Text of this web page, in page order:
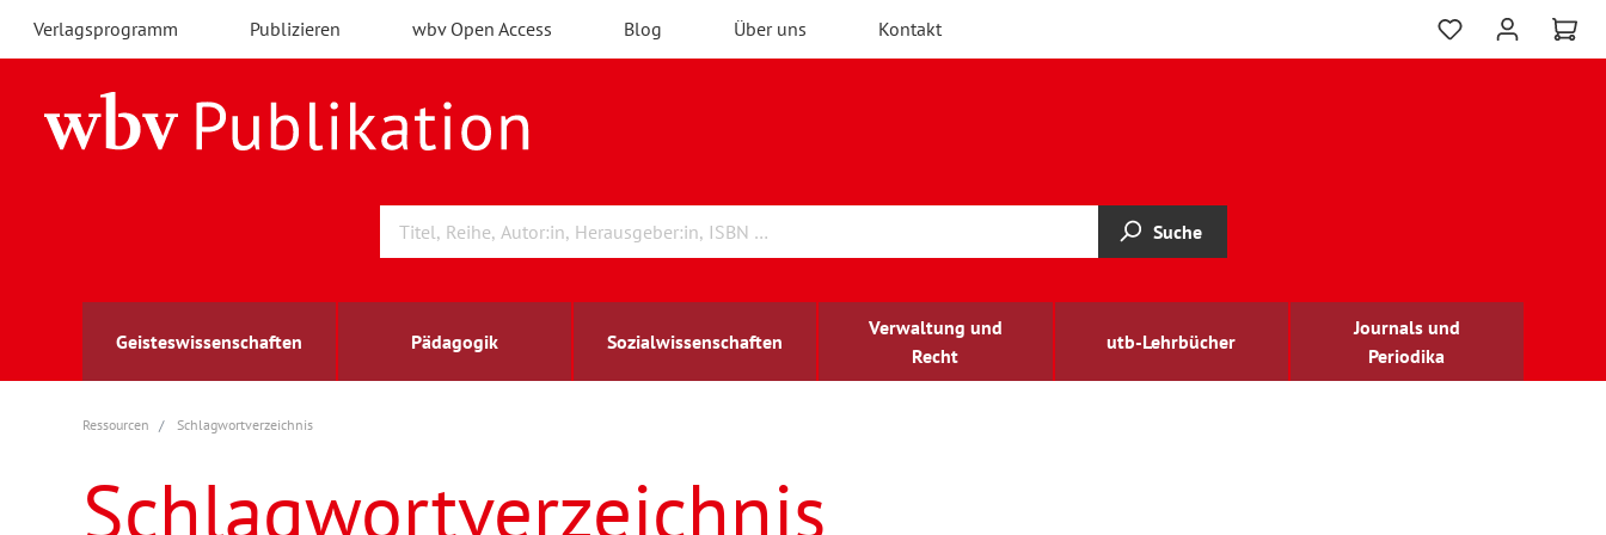
Verlagsprogramm Publizieren wbv Open Access Blog Über uns Kontakt
Suche
Geisteswissenschaften Pädagogik Sozialwissenschaften
Verwaltung und
Recht
utb-Lehrbücher
Journals und
Periodika
Archäologie
Berufs- und Wirtschaftspädagogik
Arbeitsmarktforschung
Außenwirtschaft
berufsbildung
Ressourcen Schlagwortverzeichnis
Schlagwortverzeichnis